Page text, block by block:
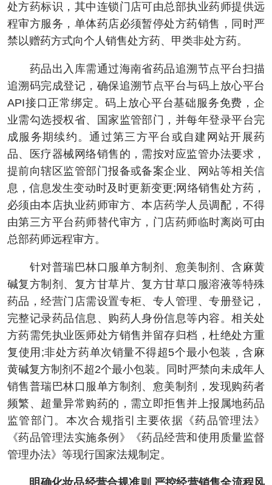
处方药标识，其中连锁门店可由总部执业药师提供远
程审方服务，单体药店必须暂停处方药销售，同时严
禁以赠药方式向个人销售处方药、甲类非处方药。
药品出入库需通过海南省药品追溯节点平台扫描
追溯码完成登记，确保追溯节点平台与码上放心平台
API接口正常绑定。码上放心平台基础服务免费，企
业需勾选授权省、国家监管部门，并每年登录平台完
成服务期续约。通过第三方平台或自建网站开展药
品、医疗器械网络销售的，需按对应监管办法要求，
提前向辖区监管部门报备或备案企业、网站等相关信
息，信息发生变动时及时更新变更;网络销售处方药，
必须由本店执业药师审方、本店药学人员调配，不得
由第三方平台药师替代审方，门店药师临时离岗可由
总部药师远程审方。
针对普瑞巴林口服单方制剂、愈美制剂、含麻黄
碱复方制剂、复方甘草片、复方甘草口服溶液等特殊
药品，经营门店需设置专柜、专人管理、专册登记，
完整记录药品信息、购药人身份信息等内容。相关处
方药需凭执业医师处方销售并留存归档，杜绝处方重
复使用;非处方药单次销量不得超5个最小包装，含麻
黄碱复方制剂不超2个最小包装。同时严禁向未成年人
销售普瑞巴林口服单方制剂、愈美制剂，发现购药者
频繁、超量异常购药的，需立即拒售并上报属地药品
监管部门。本次合规指引主要依据《药品管理法》
《药品管理法实施条例》《药品经营和使用质量监督
管理办法》等现行国家法规制定。